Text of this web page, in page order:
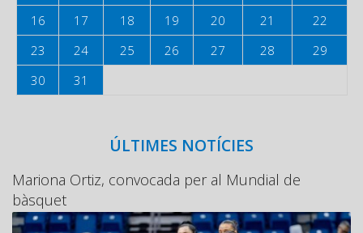
16
17 18 19 20 21
22
23
24 25 26 27 28
29
30
31
ÚLTIMES NOTÍCIES
Mariona Ortiz, convocada per al Mundial de
bàsquet